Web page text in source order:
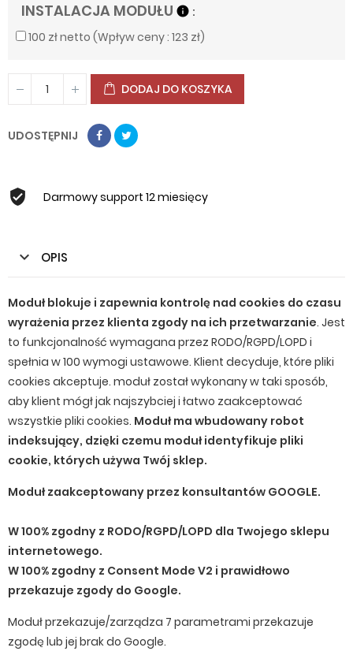
INSTALACJA MODUŁU info
100 zł netto (Wpływ ceny : 123 zł)
DODAJ DO KOSZYKA
UDOSTĘPNIJ
Darmowy support 12 miesięcy
OPIS
Moduł blokuje i zapewnia kontrolę nad cookies do czasu
wyrażenia przez klienta zgody na ich przetwarzanie. Jest
to funkcjonalność wymagana przez RODO/RGPD/LOPD i
spełnia w 100 wymogi ustawowe. Klient decyduje, które pliki
cookies akceptuje. moduł został wykonany w taki sposób,
aby klient mógł jak najszybciej i łatwo zaakceptować
wszystkie pliki cookies. Moduł ma wbudowany robot
indeksujący, dzięki czemu moduł identyfikuje pliki
cookie, których używa Twój sklep.
Moduł zaakceptowany przez konsultantów GOOGLE.
W 100% zgodny z RODO/RGPD/LOPD dla Twojego sklepu
internetowego.
W 100% zgodny z Consent Mode V2 i prawidłowo
przekazuje zgody do Google.
Moduł przekazuje/zarządza 7 parametrami przekazuje
zgodę lub jej brak do Google.